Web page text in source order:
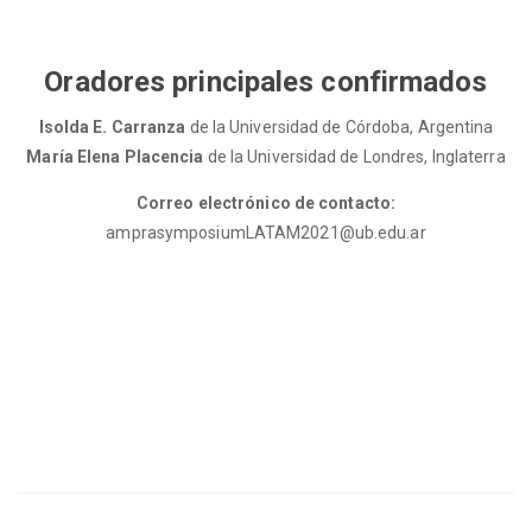
Oradores principales confirmados
Isolda E. Carranza de la Universidad de Córdoba, Argentina
María Elena Placencia de la Universidad de Londres, Inglaterra
Correo electrónico de contacto:
amprasymposiumLATAM2021@ub.edu.ar